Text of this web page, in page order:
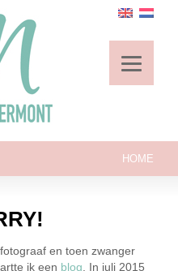
HOME
en toen zwanger
ik een blog . In juli 2015